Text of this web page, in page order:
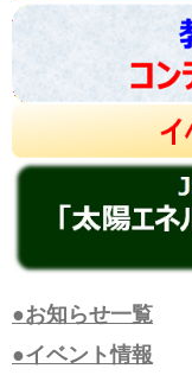
●お知らせ一覧
●イベント情報